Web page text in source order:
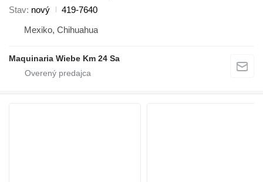
Stav nový
419-7640
Mexiko, Chihuahua
Maquinaria Wiebe Km 24 Sa